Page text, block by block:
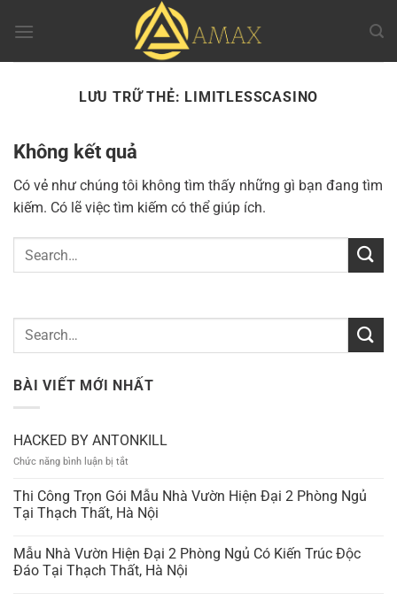
đến
LƯU TRỮ THẺ: LIMITLESSCASINO
Không kết quả
Có vẻ như chúng tôi không tìm thấy những gì bạn đang tìm
kiếm. Có lẽ việc tìm kiếm có thể giúp ích.
BÀI VIẾT MỚI NHẤT
HACKED BY ANTONKILL
Chức năng bình luận bị tắt
BY
ANTONKILL
Thi Công Trọn Gói Mẫu Nhà Vườn Hiện Đại 2 Phòng Ngủ
Tại Thạch Thất, Hà Nội
Mẫu Nhà Vườn Hiện Đại 2 Phòng Ngủ Có Kiến Trúc Độc
Đáo Tại Thạch Thất, Hà Nội